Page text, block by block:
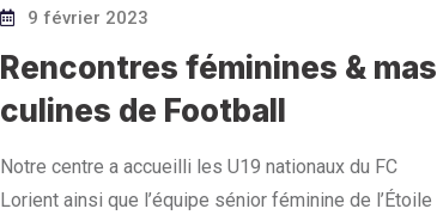
9 février 2023
Rencontres féminines & mas
culines de Football
Notre centre a accueilli les U19 nationaux du FC
Lorient ainsi que l’équipe sénior féminine de l’Étoile